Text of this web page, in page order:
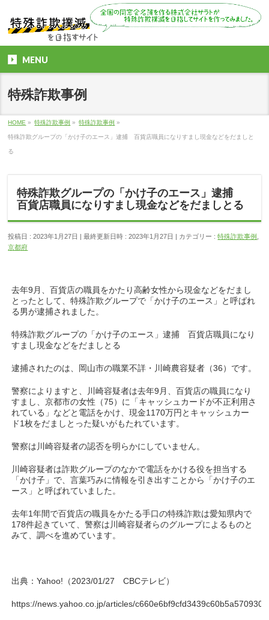
MENU
特殊詐欺事例
HOME » 特殊詐欺事例 » 特殊詐欺事例 »
特殊詐欺グループの「かけ子のエース」逮捕 百貨店職員になりすまし現金などをだましと
る
特殊詐欺グループの「かけ子のエース」逮捕
百貨店職員になりすまし現金などをだましとる
投稿日 : 2023年1月27日 最終更新日時 : 2023年1月27日 カテゴリー :特殊詐欺事例
京都府
去年9月、百貨店の職員をかたり高齢女性から現金などをだまし
とったとして、特殊詐欺グループで「かけ子のエース」と呼ばれ
る男が逮捕されました。
特殊詐欺グループの「かけ子のエース」逮捕 百貨店職員になり
すまし現金などをだましとる
逮捕されたのは、岡山市の職業不詳・川崎農容疑者（36）です。
警察によりますと、川崎容疑者は去年9月、百貨店の職員になり
すまし、京都市の女性（75）に「キャッシュカードが不正利用さ
れている」などと電話をかけ、現金1170万円とキャッシュカー
ド1枚をだましとった疑いがもたれています。
警察は川崎容疑者の認否を明らかにしていません。
川崎容疑者は詐欺グループのなかで電話をかける役を担当する
「かけ子」で、言葉巧みに情報を引き出すことから「かけ子のエ
ース」と呼ばれていました。
去年1年間で百貨店の職員をかたる手口の特殊詐欺は愛知県内で
178件起きていて、警察は川崎容疑者らのグループによるものと
みて、調べを進めています。
出典：Yahoo!（2023/01/27 CBCテレビ）
https://news.yahoo.co.jp/articles/